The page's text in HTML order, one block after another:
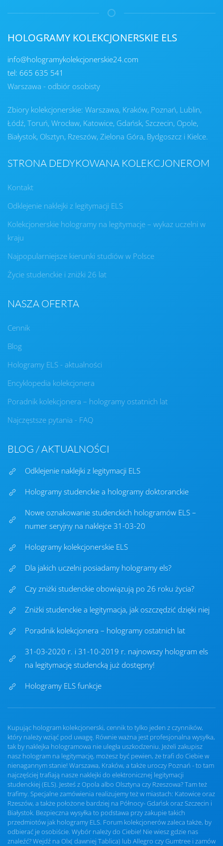
HOLOGRAMY KOLEKCJONERSKIE ELS
info@hologramykolekcjonerskie24.com
tel: 665 635 541
Warszawa - odbiór osobisty
Zbiory kolekcjonerskie: Warszawa, Kraków, Poznań, Lublin,
Łódź, Toruń, Wrocław, Katowice, Gdańsk, Szczecin, Opole,
Białystok, Olsztyn, Rzeszów, Zielona Góra, Bydgoszcz i Kielce.
STRONA DEDYKOWANA KOLEKCJONEROM
Kontakt
Odklejenie naklejki z legitymacji ELS
Kolekcjonerskie hologramy na legitymacje – wykaz uczelni w
kraju
Najpopularniejsze kierunki studiów w Polsce
Życie studenckie i zniżki 26 lat
NASZA OFERTA
Cennik
Blog
Hologramy ELS - aktualności
Encyklopedia kolekcjonera
Poradnik kolekcjonera – hologramy ostatnich lat
Najczęstsze pytania - FAQ
BLOG / AKTUALNOŚCI
Odklejenie naklejki z legitymacji ELS
Hologramy studenckie a hologramy doktoranckie
Nowe oznakowanie studenckich hologramów ELS –
numer seryjny na naklejce 31-03-20
Hologramy kolekcjonerskie ELS
Dla jakich uczelni posiadamy hologramy els?
Czy zniżki studenckie obowiązują po 26 roku życia?
Zniżki studenckie a legitymacja, jak oszczędzić dzięki niej
Poradnik kolekcjonera – hologramy ostatnich lat
31-03-2020 r. i 31-10-2019 r. najnowszy hologram els
na legitymację studencką już dostępny!
Hologramy ELS funkcje
Kupując hologram kolekcjonerski, cennik to tylko jeden z czynników,
który należy wziąć pod uwagę. Równie ważna jest profesjonalna wysyłka,
tak by naklejka hologramowa nie uległa uszkodzeniu. Jeżeli zakupisz
nasz hologram na legitymację, możesz być pewien, że trafi do Ciebie w
nienagannym stanie! Warszawa, Kraków, a także uroczy Poznań - to tam
najczęściej trafiają nasze naklejki do elektronicznej legitymacji
studenckiej (ELS). Jesteś z Opola albo Olsztyna czy Rzeszowa? Tam też
trafimy. Specjalne zamówienia realizujemy też w miastach: Katowice oraz
Rzeszów, a także położone bardziej na Północy- Gdańsk oraz Szczecin i
Białystok. Bezpieczna wysyłka to podstawa przy zakupie takich
przedmiotów jak hologramy ELS. Forum kolekcjonerów zaleca także, by
odbierać je osobiście. Wybór należy do Ciebie! Nie wiesz gdzie nas
znaleźć? Wejdź na Olx( dawniej Tablica) lub Allegro czy Gumtree i zamów